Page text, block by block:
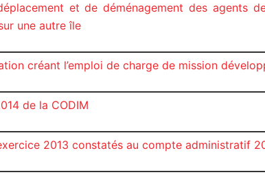
et de déménagement des agents
une autre île
créant l’emploi de charge de mission
de la CODIM
2013 constatés au compte administratif